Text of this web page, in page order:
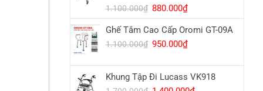
1.100.000₫ Giá
gốc
là:
1.100.000₫.
880.000₫Giá
hiện
tại
là:
Ghế Tắm Cao Cấp Oromi GT-09A
1.100.000₫ Giá
là:
1.100.000₫.
950.000₫Giá
tại
là:
950.000₫.
Khung Tập Đi Lucass VK918